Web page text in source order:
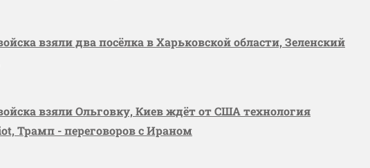
взяли два посёлка в Харьковской области, Зеленский
взяли Ольговку, Киев ждёт от США технология
Трамп - переговоров с Ираном